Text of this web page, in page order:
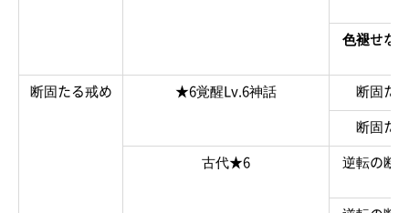
色褪せな
断固たる戒め ★6覚醒Lv.6神話
断固た
断固た
古代★6
逆転の断